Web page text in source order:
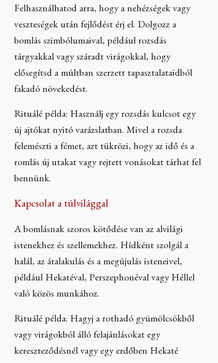
Felhasználhatod arra, hogy a nehézségek vagy
veszteségek után fejlődést érj el. Dolgozz a
bomlás szimbólumaival, például rozsdás
tárgyakkal vagy száradt virágokkal, hogy
elősegítsd a múltban szerzett tapasztalataidból
fakadó növekedést.
Rituálé példa: Használj egy rozsdás kulcsot egy
új ajtókat nyitó varázslatban. Mivel a rozsda
felemészti a fémet, azt tükrözi, hogy az idő és a
romlás új utakat vagy rejtett vonásokat tárhat fel
bennünk.
Kapcsolat a túlvilággal
A bomlásnak szoros kötődése van az alvilági
istenekhez és szellemekhez. Hídként szolgál a
halál, az átalakulás és a megújulás isteneivel,
például Hekatéval, Perszephonéval vagy Héllel
való közös munkához.
Rituálé példa: Hagyj a rothadó gyümölcsökből
vagy virágokból álló felajánlásokat egy
kereszteződésnél vagy egy erdőben Hekaté